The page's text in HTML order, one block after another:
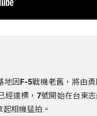
地因F-5戰機老舊，將由
經達標，7號開始在台東
相機猛拍。